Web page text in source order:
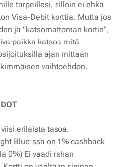
tarpeillesi, silloin ei ehkä
Visa-Debit korttia. Mutta jos
ja "katsomattoman kortin",
paikka katsoa mitä
ajan mittaan
vaihtoehdon.
erilaista tasoa.
Blue:ssa on 1% cashback
0%) Ei vaadi rahan